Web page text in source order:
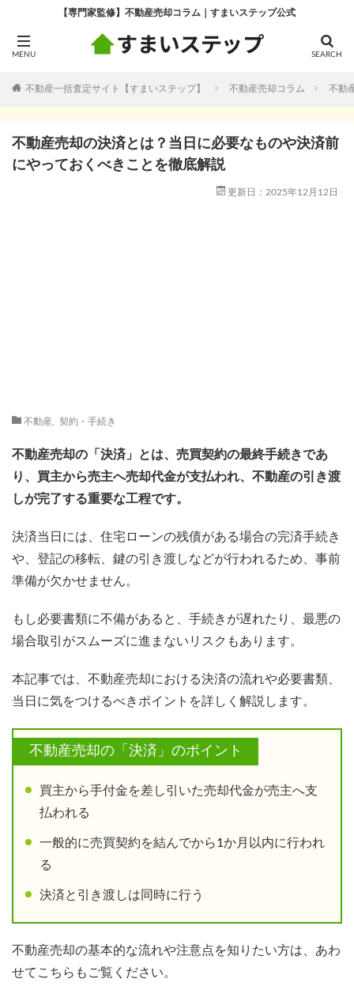
【専門家監修】不動産売却コラム｜すまいステップ公式
不動産一括査定サイト【すまいステップ】 不動産売却コラム 不動
不動産売却の決済とは？当日に必要なものや決済前
にやっておくべきことを徹底解説
更新日：2025年12月12日
不動産, 契約・手続き
不動産売却の「決済」とは、売買契約の最終手続きであ
り、買主から売主へ売却代金が支払われ、不動産の引き渡
しが完了する重要な工程です。
決済当日には、住宅ローンの残債がある場合の完済手続き
や、登記の移転、鍵の引き渡しなどが行われるため、事前
準備が欠かせません。
もし必要書類に不備があると、手続きが遅れたり、最悪の
場合取引がスムーズに進まないリスクもあります。
本記事では、不動産売却における決済の流れや必要書類、
当日に気をつけるべきポイントを詳しく解説します。
不動産売却の「決済」のポイント
買主から手付金を差し引いた売却代金が売主へ支
払われる
一般的に売買契約を結んでから1か月以内に行われ
る
決済と引き渡しは同時に行う
不動産売却の基本的な流れや注意点を知りたい方は、あわ
せてこちらもご覧ください。